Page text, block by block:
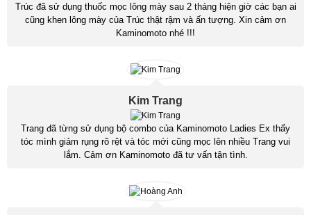
Trúc đã sử dụng thuốc mọc lông mày sau 2 tháng hiện giờ các bạn ai
cũng khen lông mày của Trúc thật rậm và ấn tượng. Xin cảm ơn
Kaminomoto nhé !!!
Kim Trang
Trang đã từng sử dụng bộ combo của Kaminomoto Ladies Ex thấy
tóc mình giảm rụng rõ rệt và tóc mới cũng mọc lên nhiều Trang vui
lắm. Cảm ơn Kaminomoto đã tư vấn tận tình.